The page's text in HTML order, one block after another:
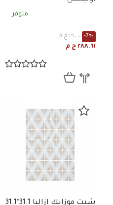
متوفر
٣١٠.٠٠ ج م -7%
٢٨٨.٦١ ج م
شيت موزايك ازاليا 31.1*31.1